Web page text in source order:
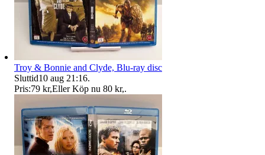
Troy & Bonnie and Clyde, Blu-ray disc
Sluttid10 aug 21:16.
Pris:79 kr,Eller Köp nu 80 kr,.